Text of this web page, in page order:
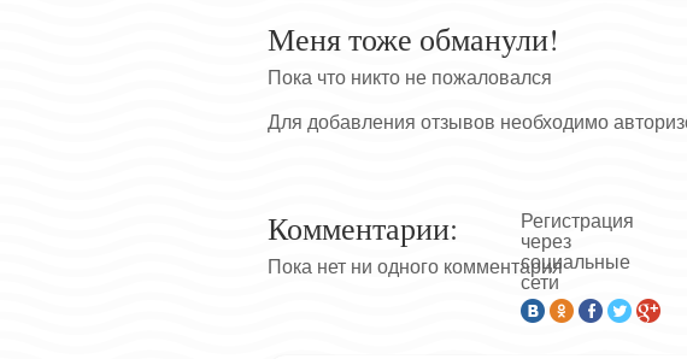
Меня тоже обманули!
Пока что никто не пожаловался
Для добавления отзывов необходимо
Комментарии:
Регистрация
через
социальные
сети
Пока нет ни одного комментария